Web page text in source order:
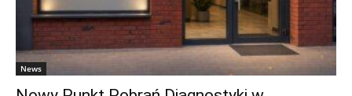
News